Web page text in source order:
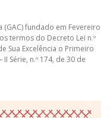
(GAC) fundado em Fevereiro
termos do Decreto Lei n.º
Sua Excelência o Primeiro
Série, n.º 174, de 30 de